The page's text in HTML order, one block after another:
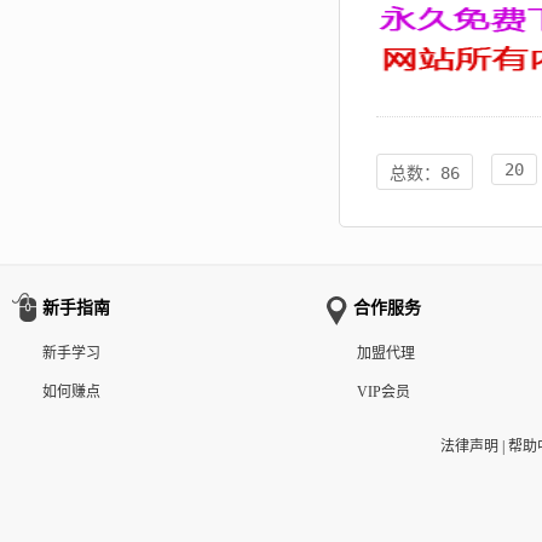
总数：86 20
新手指南
新手学习
如何赚点
合作服务
加盟代理
VIP会员
法律声明 帮助